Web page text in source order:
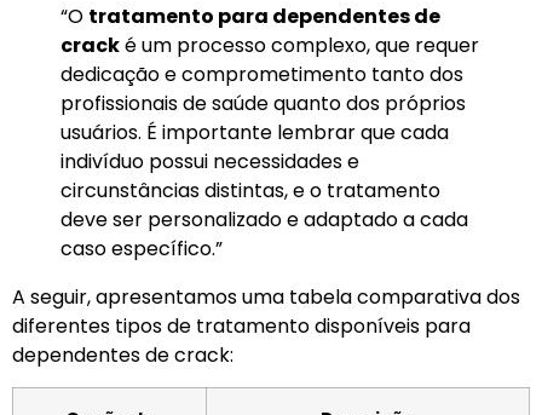
“O tratamento para dependentes de
cracké um processo complexo, que requer
dedicação e comprometimento tanto dos
profissionais de saúde quanto dos próprios
usuários. É importante lembrar que cada
indivíduo possui necessidades e
circunstâncias distintas, e o tratamento
deve ser personalizado e adaptado a cada
caso específico.”
A seguir, apresentamos uma tabela comparativa dos
diferentes tipos de tratamento disponíveis para
dependentes de crack: